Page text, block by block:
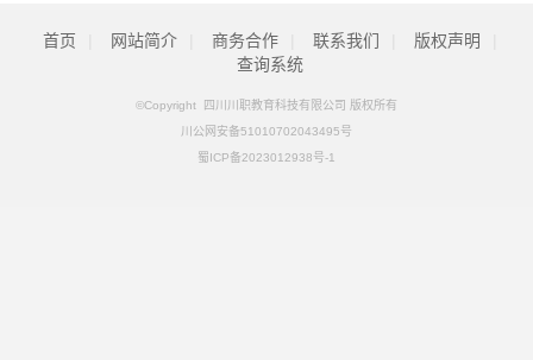
首页 网站简介 商务合作 联系我们 版权声明
查询系统
©Copyright 四川川职教育科技有限公司 版权所有
川公网安备51010702043495号
蜀ICP备2023012938号-1